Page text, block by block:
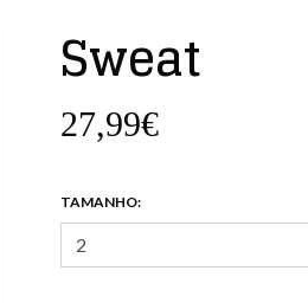
Sweat
27,99€
TAMANHO: